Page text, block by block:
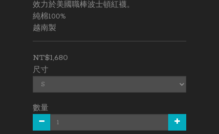
效力於美國職棒波士頓紅襪。
純棉100%
越南製
NT$1,680
尺寸
數量